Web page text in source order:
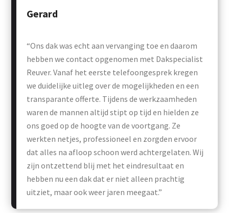
“Ons dak was echt aan vervanging toe en daarom
hebben we contact opgenomen met Dakspecialist
Reuver. Vanaf het eerste telefoongesprek kregen
we duidelijke uitleg over de mogelijkheden en een
transparante offerte. Tijdens de werkzaamheden
waren de mannen altijd stipt op tijd en hielden ze
ons goed op de hoogte van de voortgang. Ze
werkten netjes, professioneel en zorgden ervoor
dat alles na afloop schoon werd achtergelaten. Wij
zijn ontzettend blij met het eindresultaat en
hebben nu een dak dat er niet alleen prachtig
uitziet, maar ook weer jaren meegaat.”
Gerard